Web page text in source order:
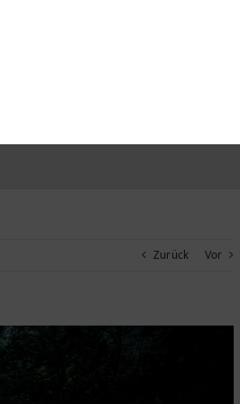
Zurück Vor